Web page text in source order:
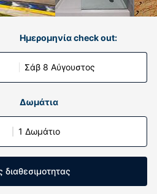
Ημερομηνία check out:
Σάβ 8 Αύγουστος
Δωμάτια
1 Δωμάτιο
διαθεσιμοτητας